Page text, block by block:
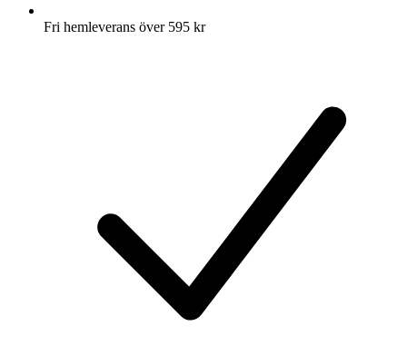
Fri hemleverans över 595 kr